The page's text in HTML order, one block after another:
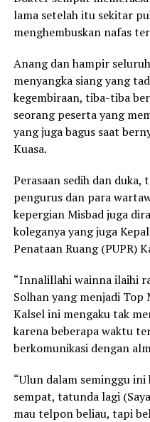
lama setelah itu sekitar
menghembuskan nafas
Anang dan hampir
menyangka siang yang
kegembiraan, tiba-tiba
seorang peserta yang
yang juga bagus saat
Kuasa.
Perasaan sedih dan duka,
pengurus dan para
kepergian Misbad juga
koleganya yang juga
Penataan Ruang (PUPR)
“Innalillahi wainna ilaihi
Solhan yang menjadi
Kalsel ini mengaku tak
karena beberapa waktu
berkomunikasi dengan
“Ulun dalam seminggu
sempat, tatunda lagi
mau telpon beliau, tapi